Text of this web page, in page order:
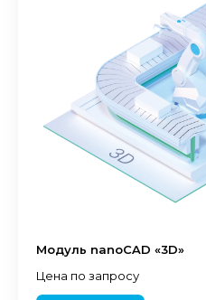
Модуль nanoCAD «3D»
Цена по запросу